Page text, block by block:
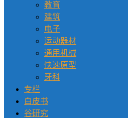
教育
建筑
电子
运动器材
通用机械
快速原型
牙科
专栏
白皮书
谷研究